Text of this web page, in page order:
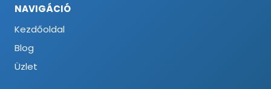
NAVIGÁCIÓ
Kezdőoldal
Blog
Üzlet